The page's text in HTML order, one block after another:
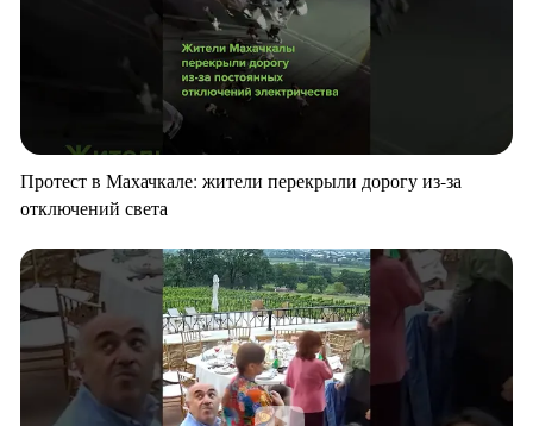
Протест в Махачкале: жители перекрыли дорогу из-за
отключений света